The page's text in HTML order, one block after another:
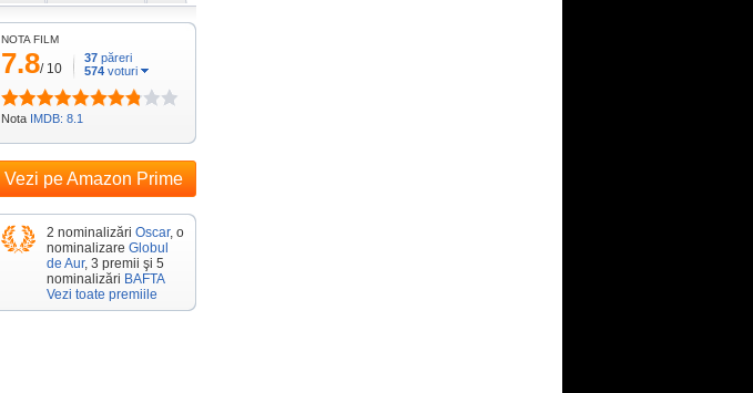
NOTA FILM
7.8/ 10
37 păreri
574 voturi
Nota IMDB: 8.1
Vezi pe Amazon Prime
2 nominalizări Oscar, o
nominalizare Globul
de Aur, 3 premii şi 5
nominalizări BAFTA
Vezi toate premiile